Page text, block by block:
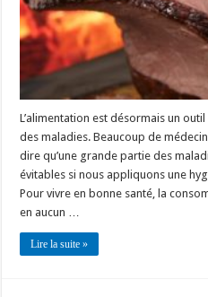
L’alimentation est désormais un
des maladies. Beaucoup de
dire qu’une grande partie des
évitables si nous appliquons une
Pour vivre en bonne santé, la
en aucun …
Lire la suite »